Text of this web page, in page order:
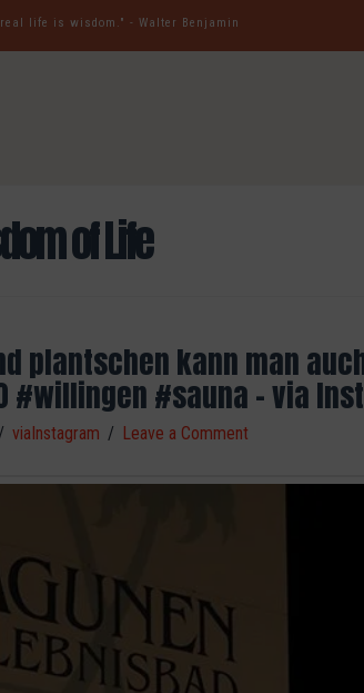
life is wisdom." - Walter Benjamin
of Life
plantschen kann man
#willingen #sauna – via
viaInstagram Leave a Comment